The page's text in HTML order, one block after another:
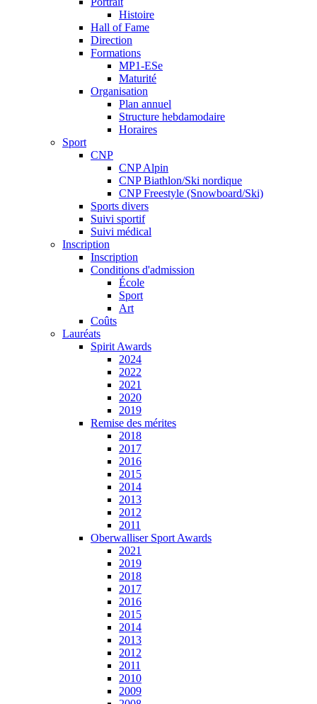
Histoire
Hall of Fame
Direction
Formations
MP1-ESe
Maturité
Organisation
Plan annuel
Structure hebdamodaire
Horaires
Sport
CNP
CNP Alpin
CNP Biathlon/Ski nordique
CNP Freestyle (Snowboard/Ski)
Sports divers
Suivi sportif
Suivi médical
Inscription
Inscription
Conditions d'admission
École
Sport
Art
Coûts
Lauréats
Spirit Awards
2024
2022
2021
2020
2019
Remise des mérites
2018
2017
2016
2015
2014
2013
2012
2011
Oberwalliser Sport Awards
2021
2019
2018
2017
2016
2015
2014
2013
2012
2011
2010
2009